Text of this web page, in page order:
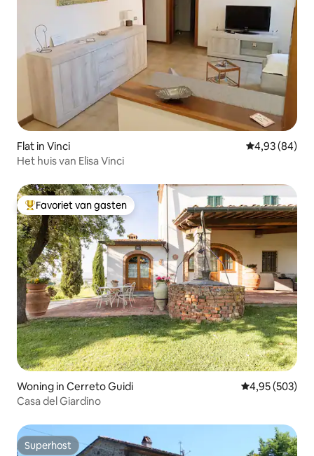
Flat in Vinci Gemiddelde
4,93 (84)
Het huis van Elisa Vinci
Topfavoriet van gasten
Favoriet van gasten
Woning in Cerreto Guidi Gemiddelde
4,95 (503)
Casa del Giardino
Superhost
Superhost